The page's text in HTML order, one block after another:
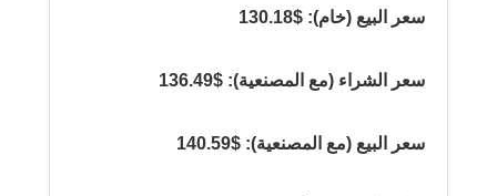
سعر البيع (خام): $130.18
سعر الشراء (مع المصنعية): $136.49
سعر البيع (مع المصنعية): $140.59